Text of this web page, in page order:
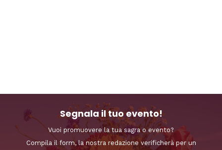
Segnala il tuo evento!
Vuoi promuovere la tua sagra o evento?
Compila il form, la nostra redazione verificherà per un